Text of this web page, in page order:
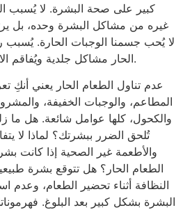
كبير على صحة البشرة. لا يُسبب
غيره من مشاكل البشرة وحده، بل
لا يُحب جسمنا الوجبات الحارة. يُسبب
الحار مشاكل جلدية ويُفاقم الاضطرابات الموجودة مسبقًا.
عدم تناول الطعام الحار يعني أنكِ
المطاعم، والوجبات الخفيفة،
والكحول، كلها عوامل شائعة. هل ما
تُلحق الضرر ببشرتك؟ لماذا لا
والأطعمة غير الصحية إذا كانت
الطعام الحار؟ هل تتوقع بشرة
النظافة أثناء تحضير الطعام، وعدم
البشرة بشكل كبير بعد البلوغ.